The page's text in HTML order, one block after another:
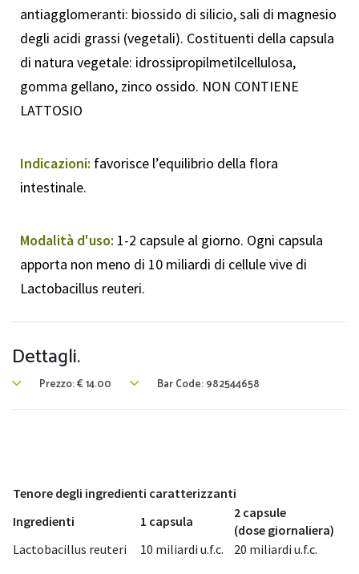
antiagglomeranti: biossido di silicio, sali di magnesio
degli acidi grassi (vegetali). Costituenti della capsula
di natura vegetale: idrossipropilmetilcellulosa,
gomma gellano, zinco ossido. NON CONTIENE
LATTOSIO
Indicazioni: favorisce l’equilibrio della flora
intestinale.
Modalità d'uso: 1-2 capsule al giorno. Ogni capsula
apporta non meno di 10 miliardi di cellule vive di
Lactobacillus reuteri.
Dettagli.
Prezzo:€14.00 Bar Code: 982544658
Tenore degli ingredienti caratterizzanti
Ingredienti
1 capsula
2 capsule
(dose giornaliera)
Lactobacillus reuteri
10 miliardi u.f.c. 20 miliardi u.f.c.